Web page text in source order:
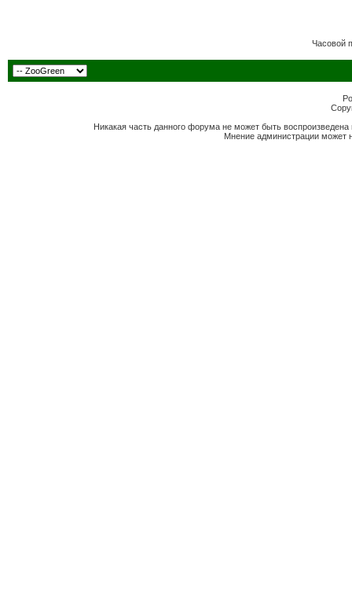
Часовой
Никакая часть данного форума не может быть
Мнение администрации может